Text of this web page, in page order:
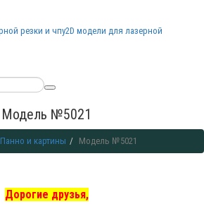
2D модели для лазерной
Модель №5021
Панно и картины Модель №5021
Дорогие друзья,